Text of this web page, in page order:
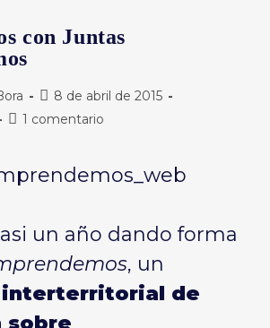
con Juntas
Publicación
de
8 de abril de 2015
Comentarios
entrada:
1 comentario
un año dando forma
, un
interterritorial de
sobre